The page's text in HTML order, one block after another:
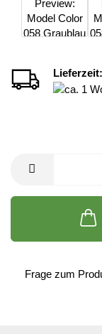
Lieferzeit:
Frage zum